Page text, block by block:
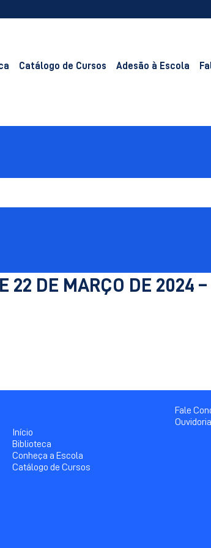
Catálogo de Cursos Adesão à Escola
22 DE MARÇO DE 2024 –
Início
Biblioteca
Conheça a Escola
Catálogo de Cursos
Fale
Ouvidoria